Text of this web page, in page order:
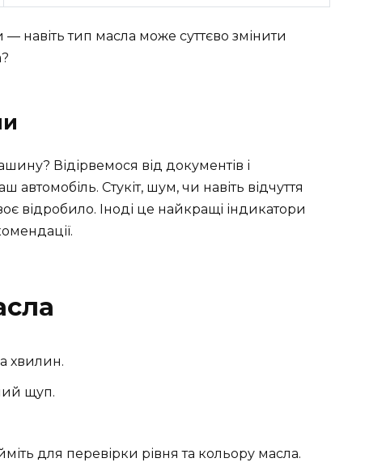
навіть тип масла може суттєво змінити
Відірвемося від документів і
автомобіль. Стукіт, шум, чи навіть відчуття
відробило. Іноді це найкращі індикатори
хвилин.
щуп.
для перевірки рівня та кольору масла.